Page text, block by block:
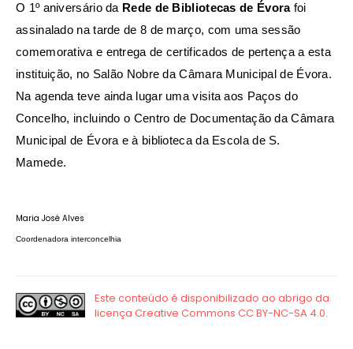
O 1º aniversário da Rede de Bibliotecas de Évorafoi
assinalado na tarde de 8 de março, com uma sessão
comemorativa e entrega de certificados de pertença a esta
instituição, no Salão Nobre da Câmara Municipal de Évora.
Na agenda teve ainda lugar uma visita aos Paços do
Concelho, incluindo o Centro de Documentação da Câmara
Municipal de Évora e à biblioteca da Escola de S.
Mamede.
Maria José Alves
Coordenadora interconcelhia